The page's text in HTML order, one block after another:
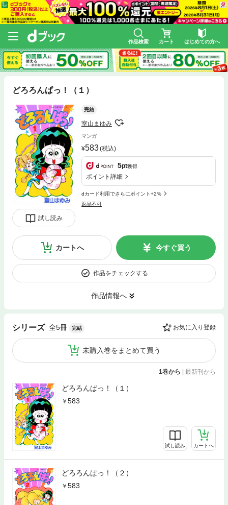
作品検索 カート はじめての方へ
どろろんぱっ！（１）
試し読み
完結
室山まゆみ
マンガ
583(税込)
5pt獲得
ポイント詳細
dカード利用でさらにポイント+2%
返品不可
カートへ 今すぐ買う
作品をチェックする
作品情報へ
シリーズ 全5冊 完結 お気に入り登録
未購入巻をまとめて買う
1巻から 最新刊から
どろろんぱっ！（１）
583
試し読み カートへ
どろろんぱっ！（２）
583